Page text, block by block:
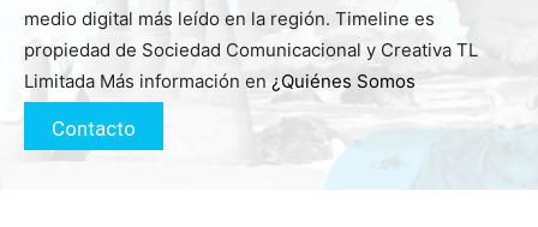
medio digital más leído en la región. Timeline es
propiedad de Sociedad Comunicacional y Creativa TL
Limitada Más información en ¿Quiénes Somos
Contacto